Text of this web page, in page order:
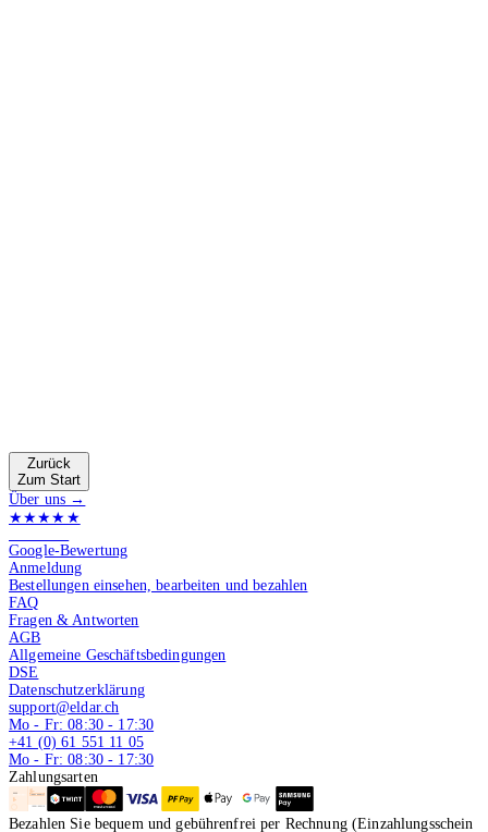
Zurück
Zum Start
Über uns →
★★★★★
Google-Bewertung
Anmeldung
Bestellungen einsehen, bearbeiten und bezahlen
FAQ
Fragen & Antworten
AGB
Allgemeine Geschäftsbedingungen
DSE
Datenschutzerklärung
support@eldar.ch
Mo - Fr: 08:30 - 17:30
+41 (0) 61 551 11 05
Mo - Fr: 08:30 - 17:30
Zahlungsarten
Bezahlen Sie bequem und gebührenfrei per Rechnung (Einzahlungsschein